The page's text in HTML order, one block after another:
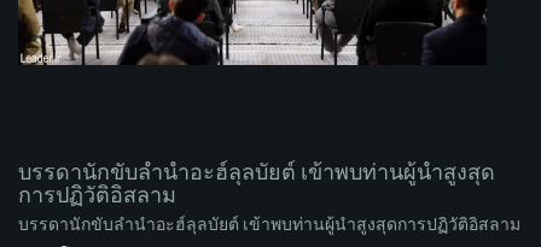
บรรดานักขับลำนำอะฮ์ลุลบัยต์ เข้าพบท่านผู้นำสูงสุด
การปฏิวัติอิสลาม
บรรดานักขับลำนำอะฮ์ลุลบัยต์ เข้าพบท่านผู้นำสูงสุดการปฏิวัติอิสลาม